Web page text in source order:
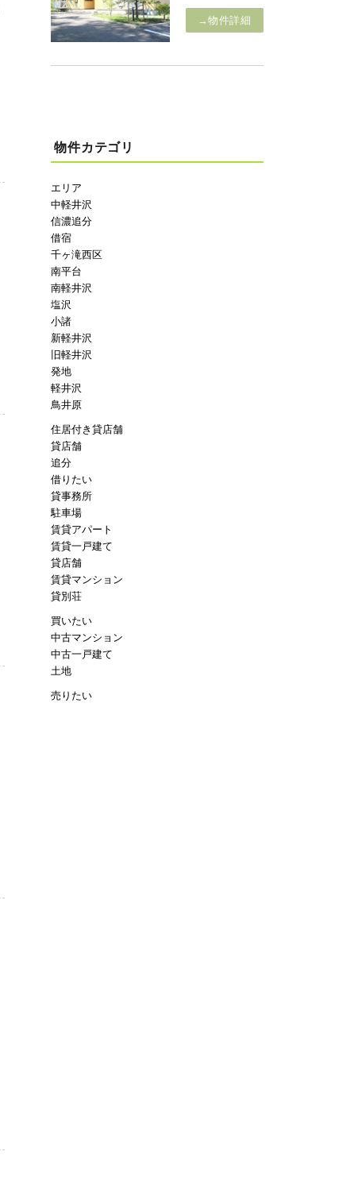
→物件詳細
物件カテゴリ
エリア
中軽井沢
信濃追分
借宿
千ヶ滝西区
南平台
南軽井沢
塩沢
小諸
新軽井沢
旧軽井沢
発地
軽井沢
鳥井原
住居付き貸店舗
貸店舗
追分
借りたい
貸事務所
駐車場
賃貸アパート
賃貸一戸建て
貸店舗
賃貸マンション
貸別荘
買いたい
中古マンション
中古一戸建て
土地
売りたい